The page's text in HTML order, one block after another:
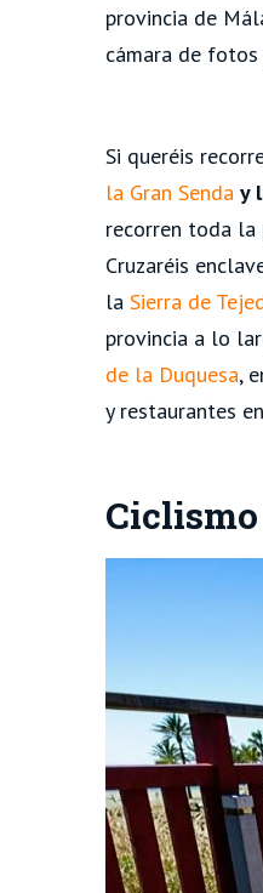
provincia de
cámara de
Si queréis
la Gran Senda y
recorren toda la
Cruzaréis
la Sierra de
provincia a lo
de la Duquesa,
y restaurantes
Ciclismo